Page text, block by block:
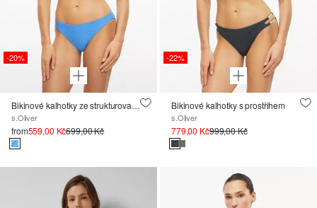
-20%
Bikinové kalhotky ze strukturovaného mikrovlákna
s.Oliver
from559,00 Kč699,00 Kč
-22%
Bikinové kalhotky s prostřihem
s.Oliver
779,00 Kč999,00 Kč